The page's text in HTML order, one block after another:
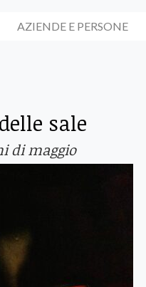
AZIENDE E PERSONE
sale
di maggio